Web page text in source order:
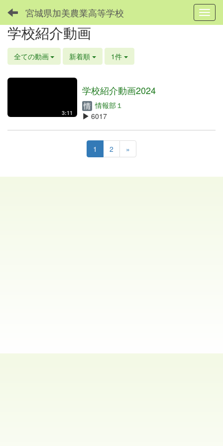
宮城県加美農業高等学校
学校紹介動画
全ての動画 新着順 1件
3:11
学校紹介動画2024
情報部１
6017
1 2 »